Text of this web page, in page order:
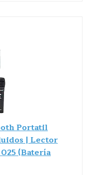
Portatil
| Lector
(Batería